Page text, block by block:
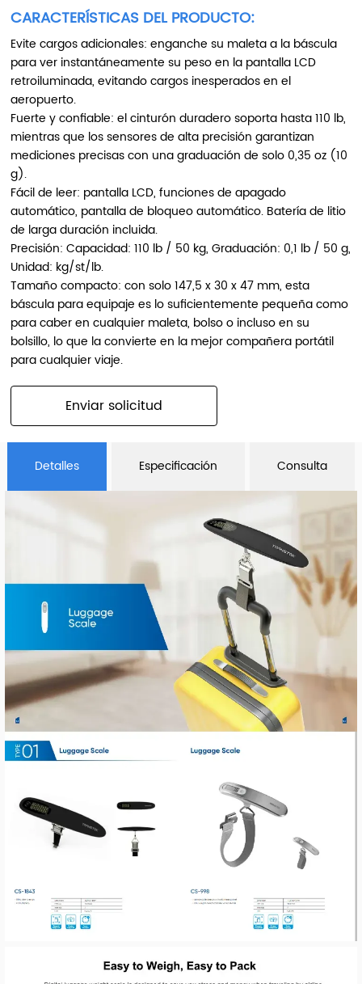
CARACTERÍSTICAS DEL PRODUCTO:
Evite cargos adicionales: enganche su maleta a la báscula
para ver instantáneamente su peso en la pantalla LCD
retroiluminada, evitando cargos inesperados en el
aeropuerto.
Fuerte y confiable: el cinturón duradero soporta hasta 110 lb,
mientras que los sensores de alta precisión garantizan
mediciones precisas con una graduación de solo 0,35 oz (10
g).
Fácil de leer: pantalla LCD, funciones de apagado
automático, pantalla de bloqueo automático. Batería de litio
de larga duración incluida.
Precisión: Capacidad: 110 lb / 50 kg, Graduación: 0,1 lb / 50 g,
Unidad: kg/st/lb.
Tamaño compacto: con solo 147,5 x 30 x 47 mm, esta
báscula para equipaje es lo suficientemente pequeña como
para caber en cualquier maleta, bolso o incluso en su
bolsillo, lo que la convierte en la mejor compañera portátil
para cualquier viaje.
Enviar solicitud
Detalles Especificación Consulta